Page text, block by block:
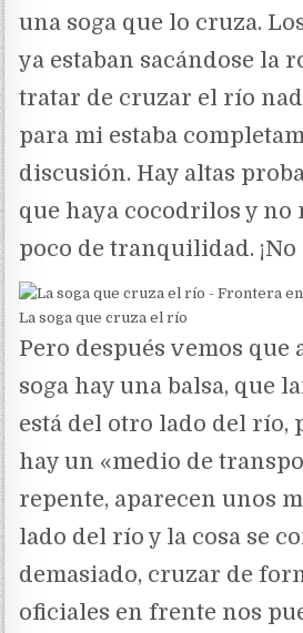
una soga que lo cruza.
ya estaban sacándose la
tratar de cruzar el río
para mi estaba
discusión. Hay altas
que haya cocodrilos y no
poco de tranquilidad. ¡No
La soga que cruza el río
Pero después vemos que
soga hay una balsa, que
está del otro lado del río,
hay un «medio de
repente, aparecen unos
lado del río y la cosa se
demasiado, cruzar de
oficiales en frente nos